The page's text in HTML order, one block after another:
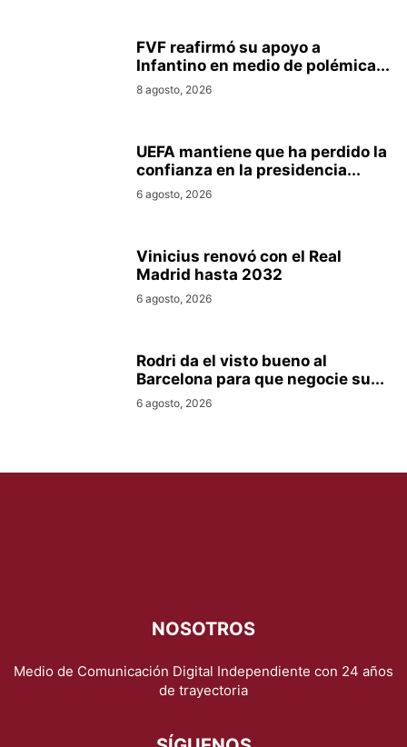
FVF reafirmó su apoyo a
Infantino en medio de polémica...
8 agosto, 2026
UEFA mantiene que ha perdido la
confianza en la presidencia...
6 agosto, 2026
Vinicius renovó con el Real
Madrid hasta 2032
6 agosto, 2026
Rodri da el visto bueno al
Barcelona para que negocie su...
6 agosto, 2026
NOSOTROS
Medio de Comunicación Digital Independiente con 24 años
de trayectoria